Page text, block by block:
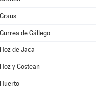
Graus
Gurrea de Gállego
Hoz de Jaca
Hoz y Costean
Huerto